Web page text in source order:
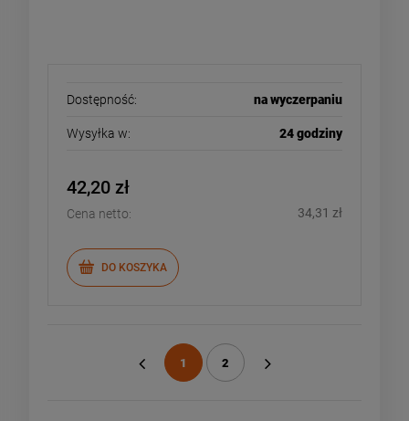
Dostępność: na wyczerpaniu
Wysyłka w: 24 godziny
42,20 zł
Cena netto: 34,31 zł
DO KOSZYKA
1 2